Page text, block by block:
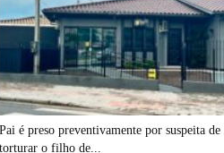
Pai é preso preventivamente por suspeita de
torturar o filho de...